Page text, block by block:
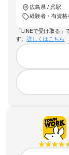
広島県 / 呉駅
経験者・有資格
「LINEで受け取る
す。 詳しくはこちら